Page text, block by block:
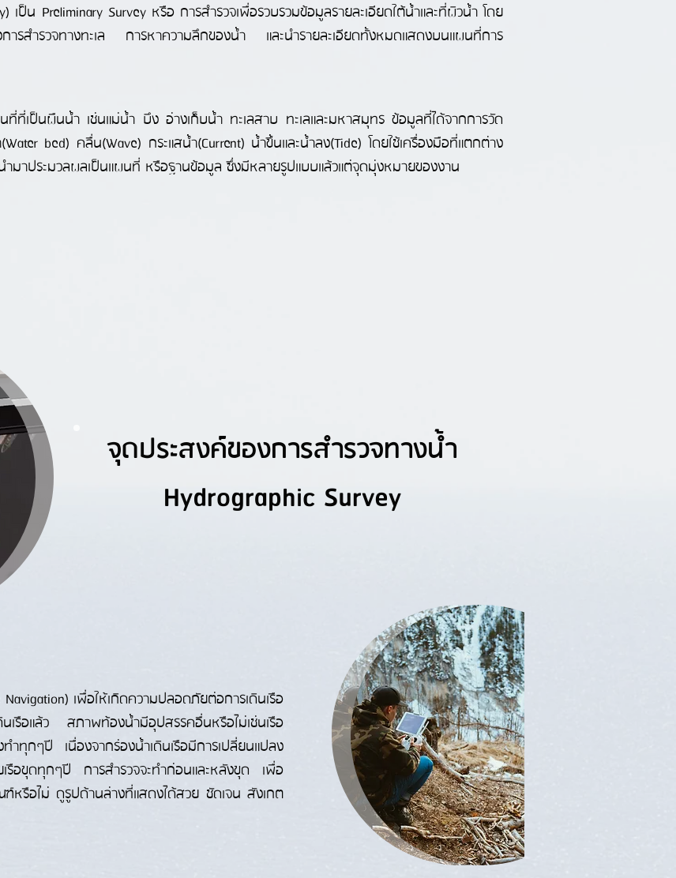
เป็น Preliminary Survey หรือ การสำรวจเพื่อรวบรวมข้อมูลรายละเอียดใต้น้ำและที่ผิวน้ำ โดย
การสำรวจทางทะเล การหาความลึกของน้ำ และนำรายละเอียดทั้งหมดแสดงบนแผนที่การ
ที่ที่เป็นผืนน้ำ เช่นแม่น้ำ บึง อ่างเก็บน้ำ ทะเลสาบ ทะเลและมหาสมุทร ข้อมูลที่ได้จากการวัด
bed) คลื่น(Wave) กระแสน้ำ(Current) น้ำขึ้นและน้ำลง(Tide) โดยใช้เครื่องมือที่แตกต่าง
มาประมวลผลเป็นแผนที่ หรือฐานข้อมูล ซึ่งมีหลายรูปแบบแล้วแต่จุดมุ่งหมายของงาน
จุดประสงค์ของการสำรวจทางน้ำ
Hydrographic Survey
เพื่อให้เกิดความปลอดภัยต่อการเดินเรือ
เรือแล้ว สภาพท้องน้ำมีอุปสรรคอื่นหรือไม่เช่นเรือ
ทุกๆปี เนื่องจากร่องน้ำเดินเรือมีการเปลี่ยนแปลง
รือขุดทุกๆปี การสำรวจจะทำก่อนและหลังขุด เพื่อ
หรือไม่ ดูรูปด้านล่างที่แสดงได้สวย ชัดเจน สังเกต